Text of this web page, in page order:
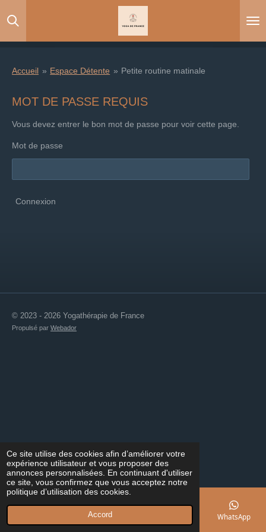
Ce site utilise des cookies afin d’améliorer votre
expérience utilisateur et vous proposer des
annonces personnalisées. En continuant d'utiliser
ce site, vous confirmez que vous acceptez notre
politique d’utilisation des cookies.
Accord
au
Accueil » Espace Détente » Petite routine matinale
MOT DE PASSE REQUIS
Vous devez entrer le bon mot de passe pour voir cette page.
Mot de passe
Connexion
© 2023 - 2026 Yogathérapie de France
Propulsé par Webador
Téléphone WhatsApp